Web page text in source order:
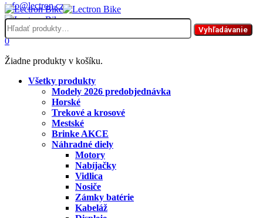
info@lectron.cz
Hľadať:
Vyhľadávanie
Menu
0
Žiadne produkty v košíku.
Všetky produkty
Modely 2026 predobjednávka
Horské
Trekové a krosové
Mestské
Brinke AKCE
Náhradné diely
Motory
Nabíjačky
Vidlica
Nosiče
Zámky batérie
Kabeláž